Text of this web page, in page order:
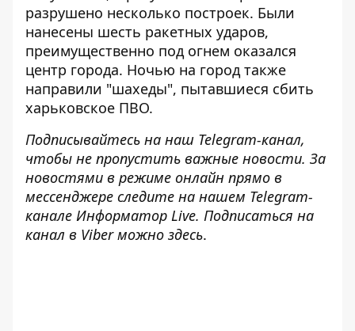
разрушено несколько построек. Были
нанесены шесть ракетных ударов,
преимущественно под огнем оказался
центр города. Ночью на город также
направили "шахеды", пытавшиеся сбить
харьковское ПВО.
Подписывайтесь на наш Telegram-канал,
чтобы не пропустить важные новости. За
новостями в режиме онлайн прямо в
мессенджере следите на нашем Telegram-
канале Информатор Live. Подписаться на
канал в Viber можно здесь.